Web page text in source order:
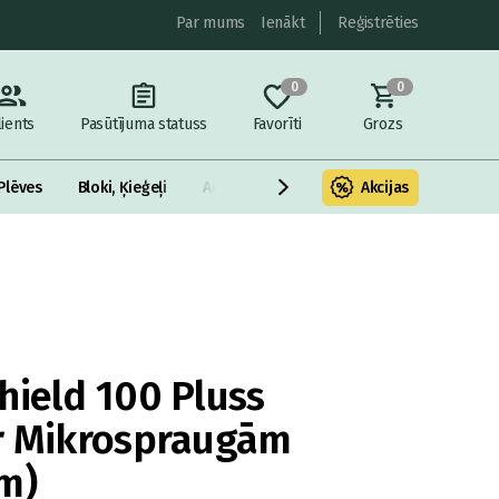
Par mums Ienākt Reģistrēties
Pasūtījuma statuss
0
Favorīti
0
Grozs
Bloki, Ķieģeļi Armatūra un metāls Fasādes
Akcijas
100 Pluss
Mikrospraugām